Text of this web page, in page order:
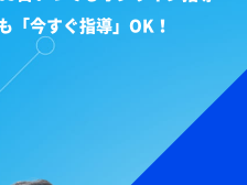
「今すぐ指導」OK！